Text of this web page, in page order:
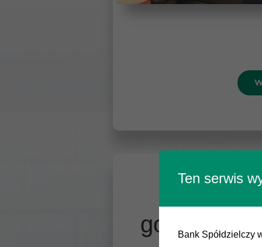
Kredyty
gotówkowe
Ten serwis
Bank Spółdzielczy